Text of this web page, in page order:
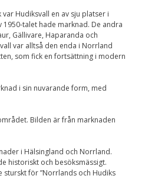
Hudiksvall en av sju platser i
talet hade marknad. De andra
Gällivare, Haparanda och
var alltså den enda i Norrland
som fick en fortsättning i modern
i sin nuvarande form, med
Bilden är från marknaden
i Hälsingland och Norrland.
historiskt och besöksmässigt.
sturskt för ”Norrlands och Hudiks
du surfar ökar du
chansen att få se
personligt anpassat
innehåll och
erbjudanden.